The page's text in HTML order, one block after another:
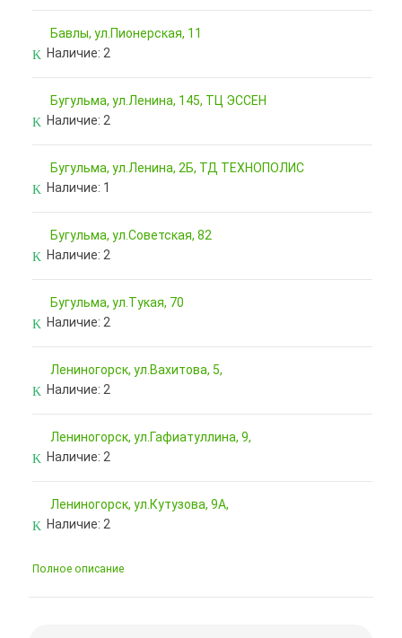
Бавлы, ул.Пионерская, 11
Наличие: 2
Бугульма, ул.Ленина, 145, ТЦ ЭССЕН
Наличие: 2
Бугульма, ул.Ленина, 2Б, ТД ТЕХНОПОЛИС
Наличие: 1
Бугульма, ул.Советская, 82
Наличие: 2
Бугульма, ул.Тукая, 70
Наличие: 2
Лениногорск, ул.Вахитова, 5,
Наличие: 2
Лениногорск, ул.Гафиатуллина, 9,
Наличие: 2
Лениногорск, ул.Кутузова, 9А,
Наличие: 2
Полное описание